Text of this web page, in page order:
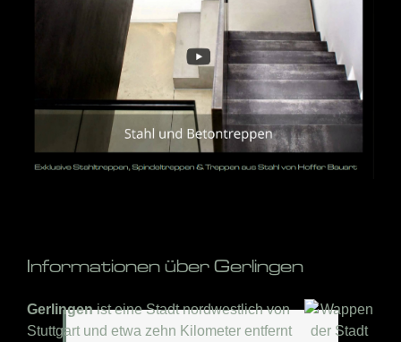
Informationen über Gerlingen
Gerlingenist eine Stadt nordwestlich von
Stuttgart und etwa zehn Kilometer entfernt